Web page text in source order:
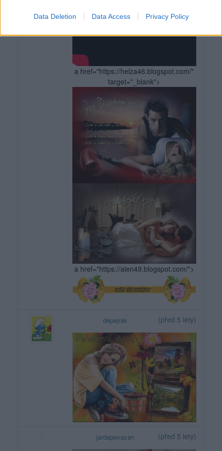
Data Deletion Data Access Privacy Policy
a href="https://helza46.blogspot.com/"
target="_blank">
a href="https://alen49.blogspot.com/">
depejrak (před 5 lety)
jardapovazan (před 5 lety)